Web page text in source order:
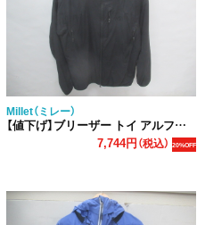
Millet（ミレー）
【値下げ】ブリーザー トイ アルファ ダイレクト フーディー
7,744円（税込） 20%OFF